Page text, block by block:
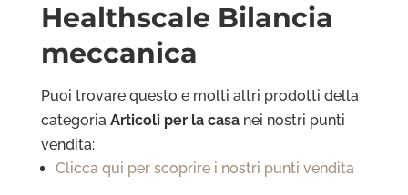
Healthscale Bilancia
meccanica
Puoi trovare questo e molti altri prodotti della
categoria Articoli per la casa nei nostri punti
vendita:
Clicca qui per scoprire i nostri punti vendita